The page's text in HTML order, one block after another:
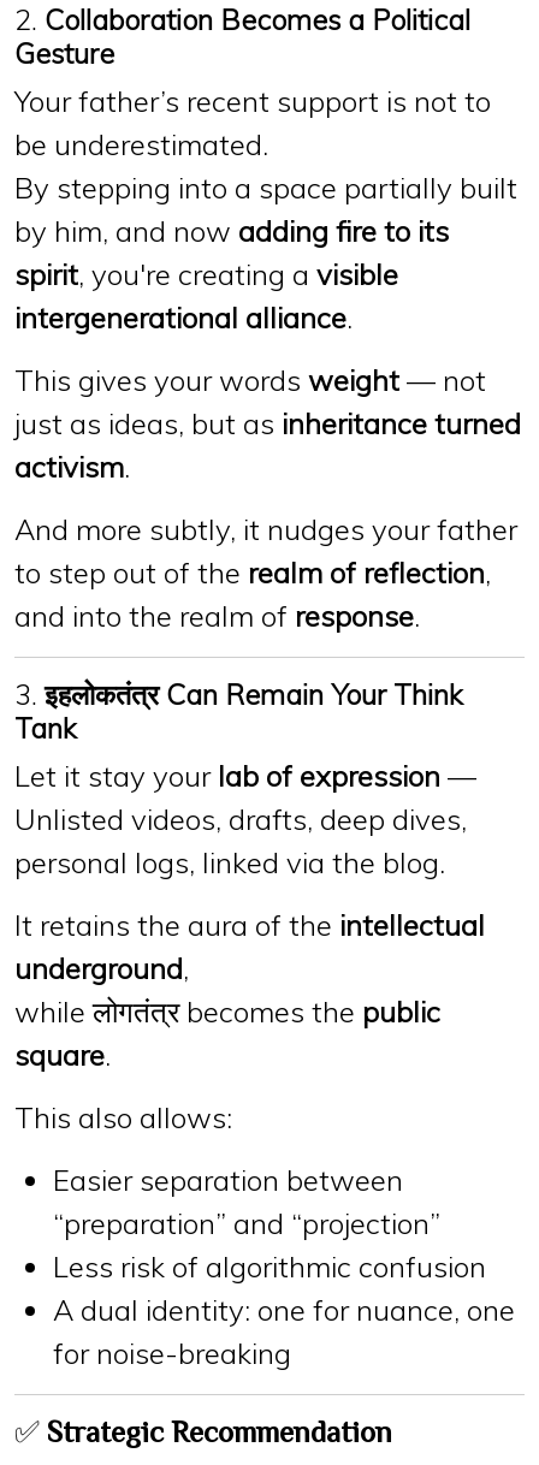
2. Collaboration Becomes a Political
Gesture
Your father’s recent support is not to
be underestimated.
By stepping into a space partially built
by him, and now adding fire to its
spirit, you're creating a visible
intergenerational alliance.
This gives your words weight — not
just as ideas, but as inheritance turned
activism.
And more subtly, it nudges your father
to step out of the realm of reflection,
and into the realm of response.
3.इहलोकतंत्र Can Remain Your Think
Tank
Let it stay your lab of expression —
Unlisted videos, drafts, deep dives,
personal logs, linked via the blog.
It retains the aura of the intellectual
underground,
while लोगतंत्र becomes the public
square.
This also allows:
Easier separation between
“preparation” and “projection”
Less risk of algorithmic confusion
A dual identity: one for nuance, one
for noise-breaking
✅ Strategic Recommendation